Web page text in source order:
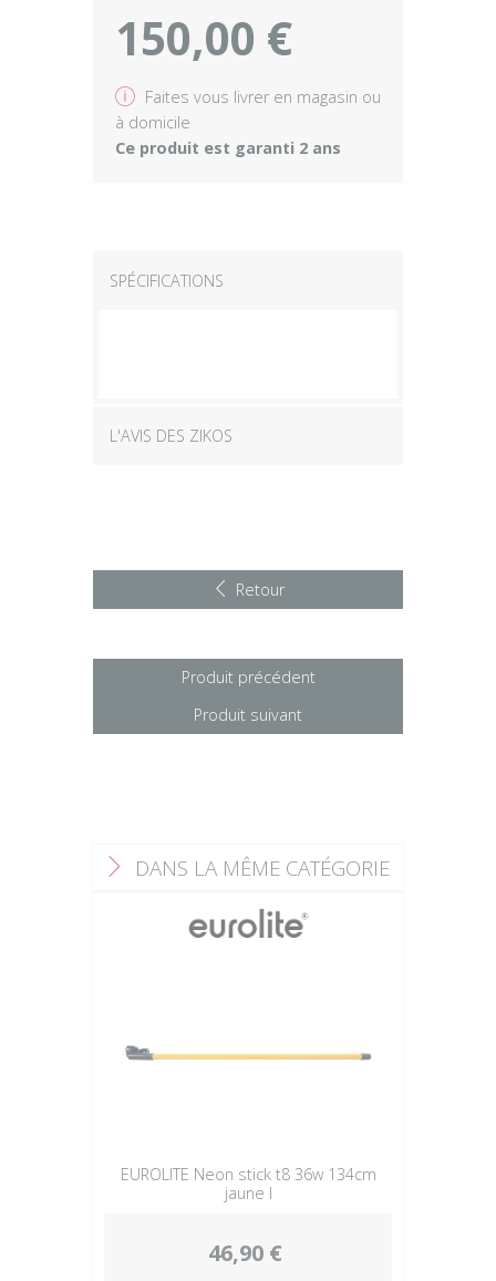
150,00 €
v Faites vous livrer en magasin ou
à domicile
Ce produit est garanti 2 ans
SPÉCIFICATIONS
L'AVIS DES ZIKOS
Retour
Produit précédent
Produit suivant
F DANS LA MÊME CATÉGORIE
EUROLITE Neon stick t8 36w 134cm
jaune l
46,90 €